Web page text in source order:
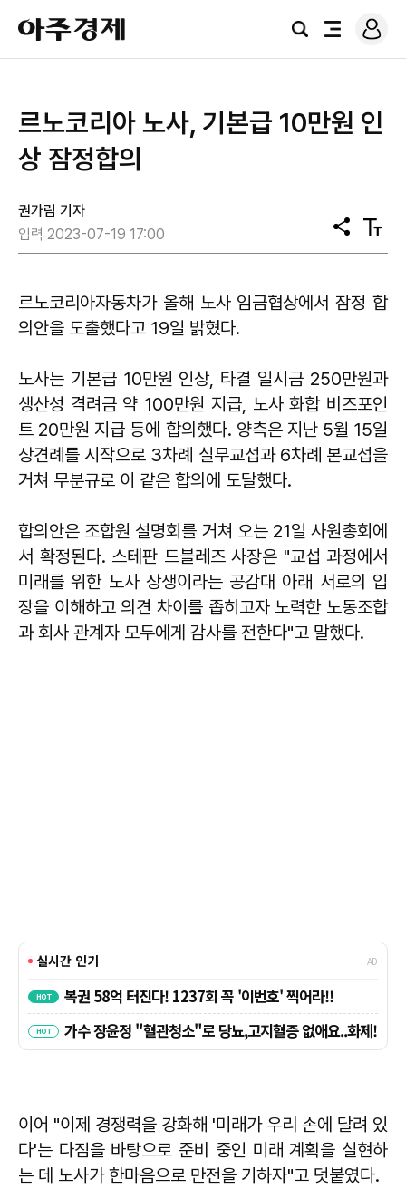
아
주
경
검
전
로
그
르노코리아 노사, 기본급 10만원 인
상 잠정합의
권가림 기자
입력 2023-07-19 17:00
공
유
텍
스
기
르노코리아자동차가 올해 노사 임금협상에서 잠정 합
의안을 도출했다고 19일 밝혔다.
노사는 기본급 10만원 인상, 타결 일시금 250만원과
생산성 격려금 약 100만원 지급, 노사 화합 비즈포인
트 20만원 지급 등에 합의했다. 양측은 지난 5월 15일
상견례를 시작으로 3차례 실무교섭과 6차례 본교섭을
거쳐 무분규로 이 같은 합의에 도달했다.
합의안은 조합원 설명회를 거쳐 오는 21일 사원총회에
서 확정된다. 스테판 드블레즈 사장은 "교섭 과정에서
미래를 위한 노사 상생이라는 공감대 아래 서로의 입
장을 이해하고 의견 차이를 좁히고자 노력한 노동조합
과 회사 관계자 모두에게 감사를 전한다"고 말했다.
이어 "이제 경쟁력을 강화해 '미래가 우리 손에 달려 있
다'는 다짐을 바탕으로 준비 중인 미래 계획을 실현하
는 데 노사가 한마음으로 만전을 기하자"고 덧붙였다.